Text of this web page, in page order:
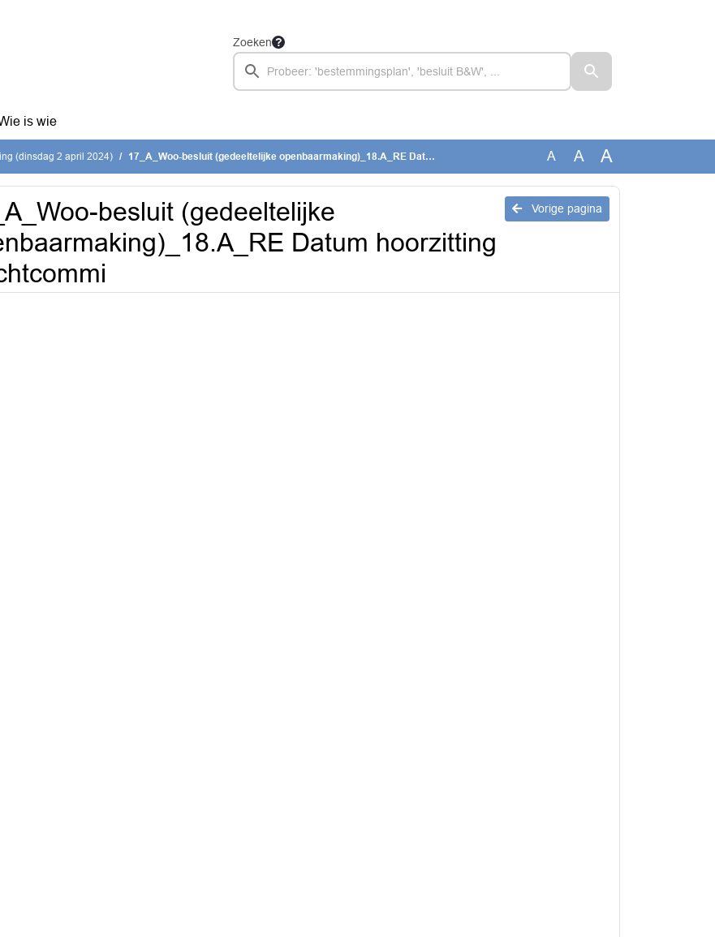
Zoeken
is wie
(dinsdag 2 april 2024) 17_A_Woo-besluit (gedeeltelijke openbaarmaking)_18.A_RE Datum hoorzitting klachtcommi A A A
Vorige pagina
besluit (gedeeltelijke
Datum hoorzitting